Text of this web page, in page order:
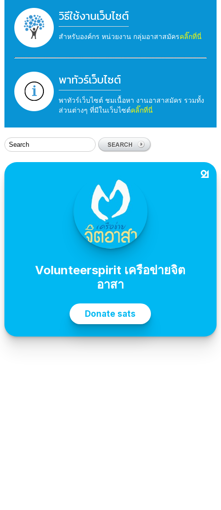
วิธีใช้งานเว็บไซต์
สำหรับองค์กร หน่วยงาน กลุ่มอาสาสมัครคลิ๊กที่นี่
พาทัวร์เว็บไซต์
พาทัวร์เว็บไซต์ ชมเนื้อหา งานอาสาสมัคร รวมทั้ง
ส่วนต่างๆ ที่มีในเว็บไซต์คลิ๊กที่นี่